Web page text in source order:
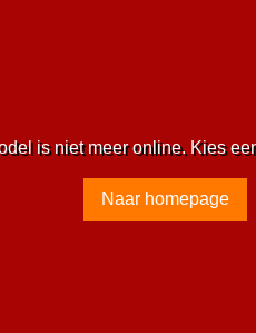
is niet meer online. Kies
Naar homepage